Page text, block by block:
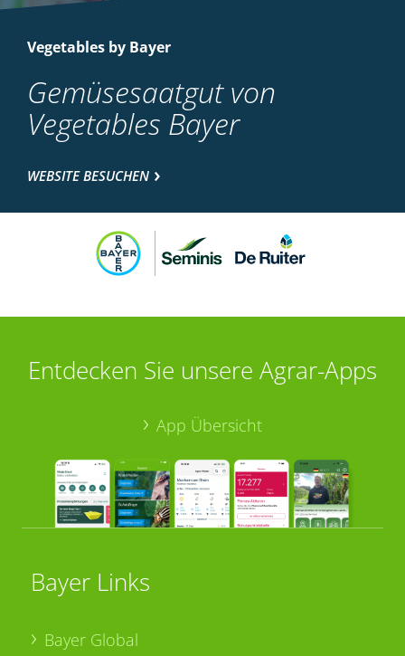
Vegetables by Bayer
Gemüsesaatgut von
Vegetables Bayer
WEBSITE BESUCHEN
Entdecken Sie unsere Agrar-Apps
App Übersicht
Bayer Links
Bayer Global